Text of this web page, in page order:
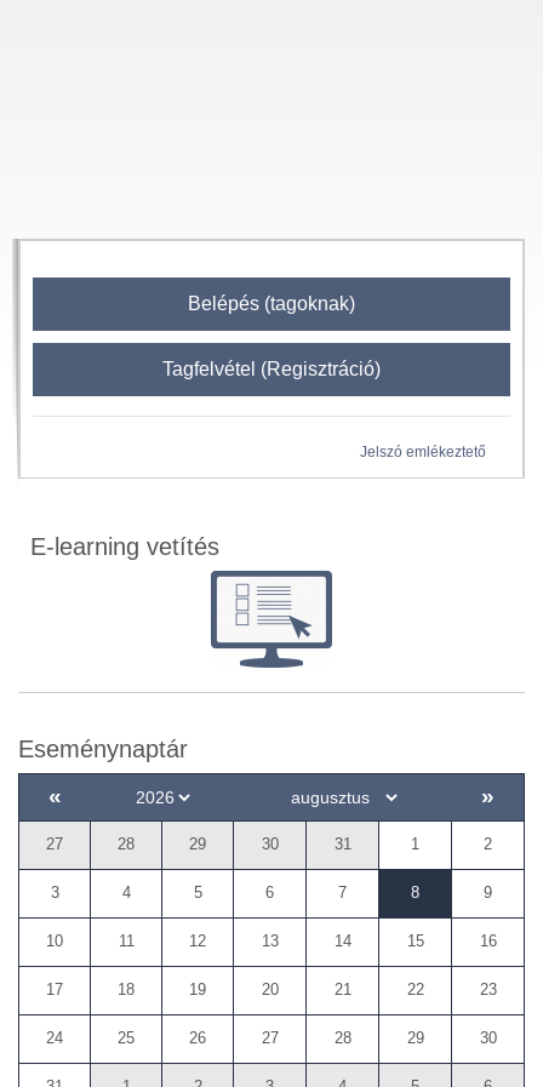
Belépés (tagoknak)
Tagfelvétel (Regisztráció)
Jelszó emlékeztető
E-learning vetítés
Eseménynaptár
« »
27 28 29 30 31 1 2
3 4 5 6 7 8 9
10 11 12 13 14 15 16
17 18 19 20 21 22 23
24 25 26 27 28 29 30